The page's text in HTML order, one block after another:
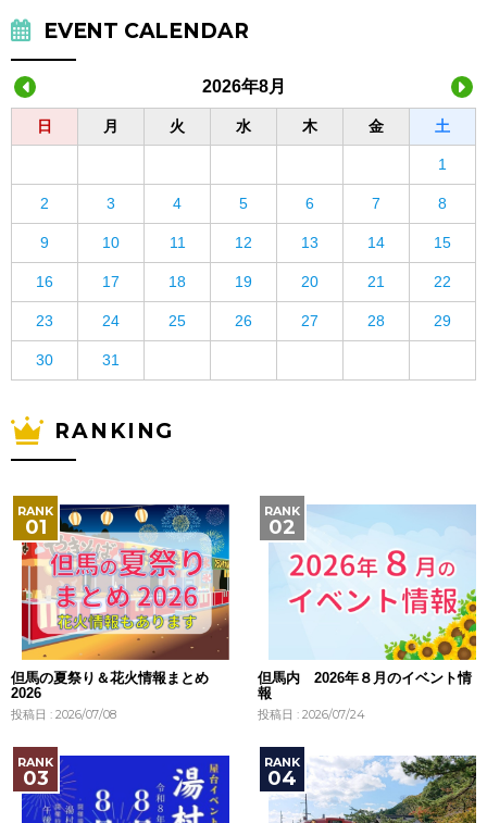
EVENT CALENDAR
2026年8月
日 月 火 水 木 金 土
1
2 3 4 5 6 7 8
9 10 11 12 13 14 15
16 17 18 19 20 21 22
23 24 25 26 27 28 29
30 31
RANKING
但馬の夏祭り＆花火情報まとめ
2026
投稿日 : 2026/07/08
但馬内 2026年８月のイベント情
報
投稿日 : 2026/07/24